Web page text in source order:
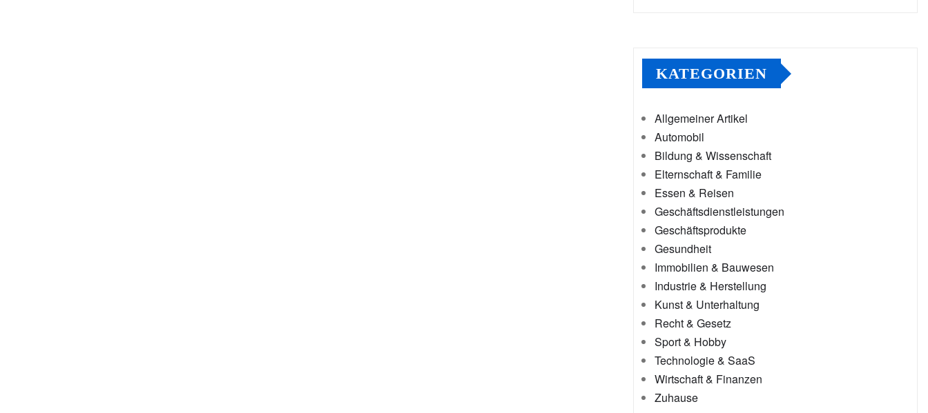
KATEGORIEN
Allgemeiner Artikel
Automobil
Bildung & Wissenschaft
Elternschaft & Familie
Essen & Reisen
Geschäftsdienstleistungen
Geschäftsprodukte
Gesundheit
Immobilien & Bauwesen
Industrie & Herstellung
Kunst & Unterhaltung
Recht & Gesetz
Sport & Hobby
Technologie & SaaS
Wirtschaft & Finanzen
Zuhause